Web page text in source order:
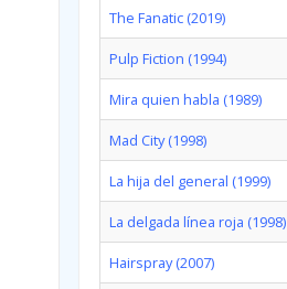
The Fanatic (2019)
Pulp Fiction (1994)
Mira quien habla (1989)
Mad City (1998)
La hija del general (1999)
La delgada línea roja (1998)
Hairspray (2007)